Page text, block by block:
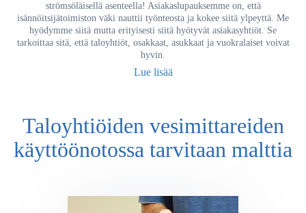
strömsöläisellä asenteella! Asiakaslupauksemme on, että
isännöitsijätoimiston väki nauttii työnteosta ja kokee siitä ylpeyttä. Me
hyödymme siitä mutta erityisesti siitä hyötyvät asiakasyhtiöt. Se
tarkoittaa sitä, että taloyhtiöt, osakkaat, asukkaat ja vuokralaiset voivat
hyvin.
Lue lisää
Taloyhtiöiden vesimittareiden
käyttöönotossa tarvitaan malttia